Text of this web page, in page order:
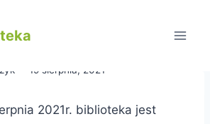
19 sierpnia, 2021
2021r. biblioteka jest